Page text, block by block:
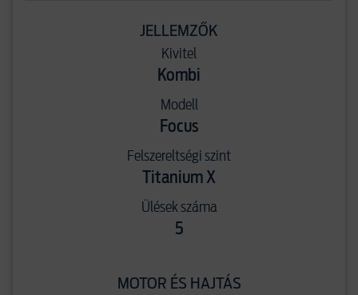
JELLEMZŐK
Kivitel
Kombi
Modell
Focus
Felszereltségi szint
Titanium X
Ülések száma
5
MOTOR ÉS HAJTÁS